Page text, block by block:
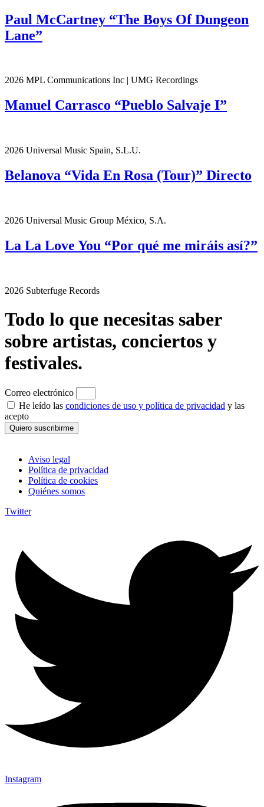
Paul McCartney “The Boys Of Dungeon
Lane”
2026 MPL Communications Inc | UMG Recordings
Manuel Carrasco “Pueblo Salvaje I”
2026 Universal Music Spain, S.L.U.
Belanova “Vida En Rosa (Tour)” Directo
2026 Universal Music Group México, S.A.
La La Love You “Por qué me miráis así?”
2026 Subterfuge Records
Todo lo que necesitas saber
sobre artistas, conciertos y
festivales.
Correo electrónico
He leído las condiciones de uso y política de privacidad y las
acepto
Quiero suscribirme
Aviso legal
Política de privacidad
Política de cookies
Quiénes somos
Twitter
Instagram